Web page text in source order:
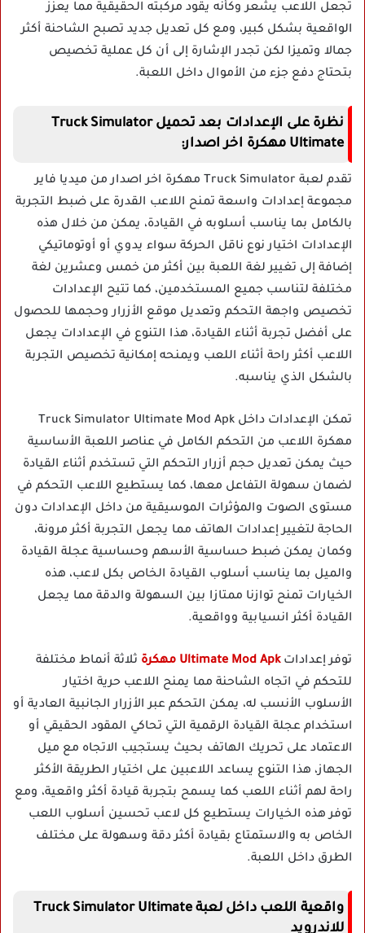
تجعل اللاعب يشعر وكأنه يقود مركبته الحقيقية مما يعزز
الواقعية بشكل كبير، ومع كل تعديل جديد تصبح الشاحنة أكثر
جمالا وتميزا لكن تجدر الإشارة إلى أن كل عملية تخصيص
بتحتاج دفع جزء من الأموال داخل اللعبة.
نظرة على الإعدادات بعد تحميل Truck Simulator
Ultimate مهكرة اخر اصدار:
تقدم لعبة Truck Simulator مهكرة اخر اصدار من ميديا فاير
مجموعة إعدادات واسعة تمنح اللاعب القدرة على ضبط التجربة
بالكامل بما يناسب أسلوبه في القيادة، يمكن من خلال هذه
الإعدادات اختيار نوع ناقل الحركة سواء يدوي أو أوتوماتيكي
إضافة إلى تغيير لغة اللعبة بين أكثر من خمس وعشرين لغة
مختلفة لتناسب جميع المستخدمين، كما تتيح الإعدادات
تخصيص واجهة التحكم وتعديل موقع الأزرار وحجمها للحصول
على أفضل تجربة أثناء القيادة، هذا التنوع في الإعدادات يجعل
اللاعب أكثر راحة أثناء اللعب ويمنحه إمكانية تخصيص التجربة
بالشكل الذي يناسبه.
تمكن الإعدادات داخل Truck Simulator Ultimate Mod Apk
مهكرة اللاعب من التحكم الكامل في عناصر اللعبة الأساسية
حيث يمكن تعديل حجم أزرار التحكم التي تستخدم أثناء القيادة
لضمان سهولة التفاعل معها، كما يستطيع اللاعب التحكم في
مستوى الصوت والمؤثرات الموسيقية من داخل الإعدادات دون
الحاجة لتغيير إعدادات الهاتف مما يجعل التجربة أكثر مرونة،
وكمان يمكن ضبط حساسية الأسهم وحساسية عجلة القيادة
والميل بما يناسب أسلوب القيادة الخاص بكل لاعب، هذه
الخيارات تمنح توازنا ممتازا بين السهولة والدقة مما يجعل
القيادة أكثر انسيابية وواقعية.
توفر إعداداتUltimate Mod Apk مهكرة
ثلاثة أنماط مختلفة
للتحكم في اتجاه الشاحنة مما يمنح اللاعب حرية اختيار
الأسلوب الأنسب له، يمكن التحكم عبر الأزرار الجانبية العادية أو
استخدام عجلة القيادة الرقمية التي تحاكي المقود الحقيقي أو
الاعتماد على تحريك الهاتف بحيث يستجيب الاتجاه مع ميل
الجهاز، هذا التنوع يساعد اللاعبين على اختيار الطريقة الأكثر
راحة لهم أثناء اللعب كما يسمح بتجربة قيادة أكثر واقعية، ومع
توفر هذه الخيارات يستطيع كل لاعب تحسين أسلوب اللعب
الخاص به والاستمتاع بقيادة أكثر دقة وسهولة على مختلف
الطرق داخل اللعبة.
واقعية اللعب داخل لعبة Truck Simulator Ultimate
للاندرويد